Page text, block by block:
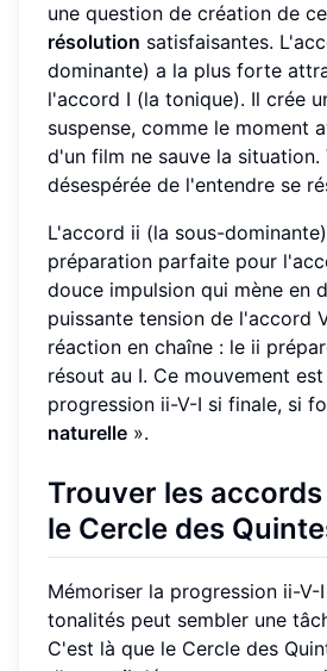
une question de création de
résolution satisfaisantes.
dominante) a la plus forte
l'accord I (la tonique). Il crée
suspense, comme le moment
d'un film ne sauve la
désespérée de l'entendre se
L'accord ii (la sous-
préparation parfaite pour
douce impulsion qui mène en
puissante tension de l'accord
réaction en chaîne : le ii
résout au I. Ce mouvement
progression ii-V-I si finale, si
naturelle ».
Trouver les
le Cercle des
Mémoriser la progression ii-V-
tonalités peut sembler une
C'est là que le Cercle des